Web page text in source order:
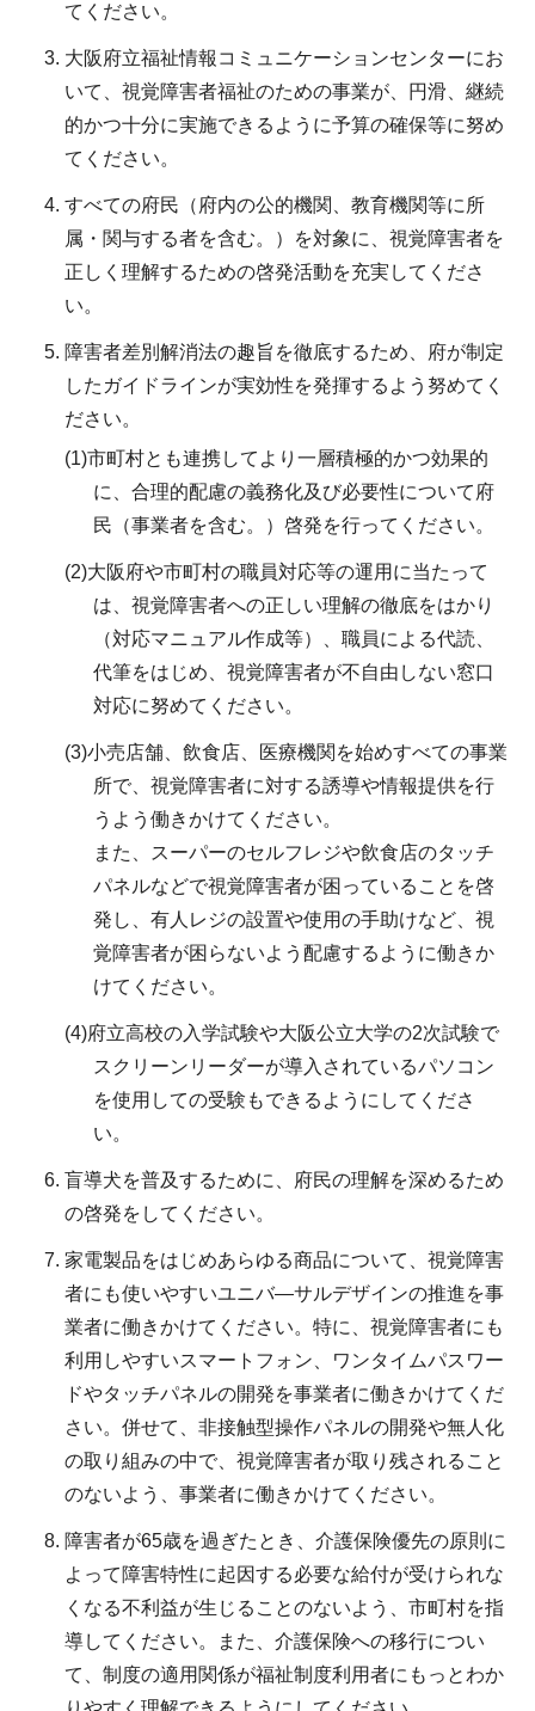
てください。
大阪府立福祉情報コミュニケーションセンターにお
いて、視覚障害者福祉のための事業が、円滑、継続
的かつ十分に実施できるように予算の確保等に努め
てください。
すべての府民（府内の公的機関、教育機関等に所
属・関与する者を含む。）を対象に、視覚障害者を
正しく理解するための啓発活動を充実してくださ
い。
障害者差別解消法の趣旨を徹底するため、府が制定
したガイドラインが実効性を発揮するよう努めてく
ださい。
(1)市町村とも連携してより一層積極的かつ効果的
に、合理的配慮の義務化及び必要性について府
民（事業者を含む。）啓発を行ってください。
(2)大阪府や市町村の職員対応等の運用に当たって
は、視覚障害者への正しい理解の徹底をはかり
（対応マニュアル作成等）、職員による代読、
代筆をはじめ、視覚障害者が不自由しない窓口
対応に努めてください。
(3)小売店舗、飲食店、医療機関を始めすべての事業
所で、視覚障害者に対する誘導や情報提供を行
うよう働きかけてください。
また、スーパーのセルフレジや飲食店のタッチ
パネルなどで視覚障害者が困っていることを啓
発し、有人レジの設置や使用の手助けなど、視
覚障害者が困らないよう配慮するように働きか
けてください。
(4)府立高校の入学試験や大阪公立大学の2次試験で
スクリーンリーダーが導入されているパソコン
を使用しての受験もできるようにしてくださ
い。
盲導犬を普及するために、府民の理解を深めるため
の啓発をしてください。
家電製品をはじめあらゆる商品について、視覚障害
者にも使いやすいユニバ―サルデザインの推進を事
業者に働きかけてください。特に、視覚障害者にも
利用しやすいスマートフォン、ワンタイムパスワー
ドやタッチパネルの開発を事業者に働きかけてくだ
さい。併せて、非接触型操作パネルの開発や無人化
の取り組みの中で、視覚障害者が取り残されること
のないよう、事業者に働きかけてください。
障害者が65歳を過ぎたとき、介護保険優先の原則に
よって障害特性に起因する必要な給付が受けられな
くなる不利益が生じることのないよう、市町村を指
導してください。また、介護保険への移行につい
て、制度の適用関係が福祉制度利用者にもっとわか